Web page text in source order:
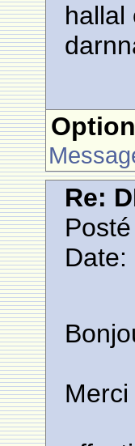
hallal
Re:
Date: